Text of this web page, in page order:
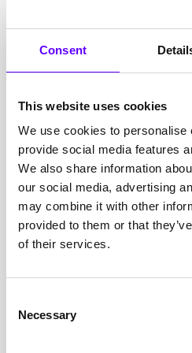
Consent
This website uses cookies
We use cookies to personalise
provide social media features
We also share information
our social media, advertising
may combine it with other
provided to them or that
of their services.
Selection
Necessary
Prozessschritte und
zur Steigerung der
Energieversorgung
Im Rahmen eines
begleiteten wir einen
Entwicklung einer CO₂-freien
Das Projekt wurde über
adressierte die netzdienliche
erneuerbarer Energien. Im
Für ein Unternehmen aus